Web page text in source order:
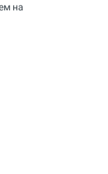
на